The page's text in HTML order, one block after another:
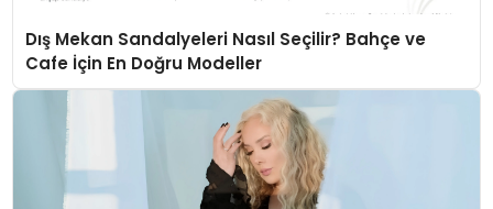
Dış Mekan Sandalyeleri Nasıl Seçilir? Bahçe ve
Cafe İçin En Doğru Modeller